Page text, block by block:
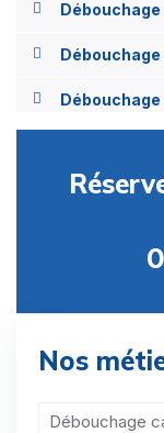
Débouchage
Débouchage
Débouchage
Nos
Débouchage